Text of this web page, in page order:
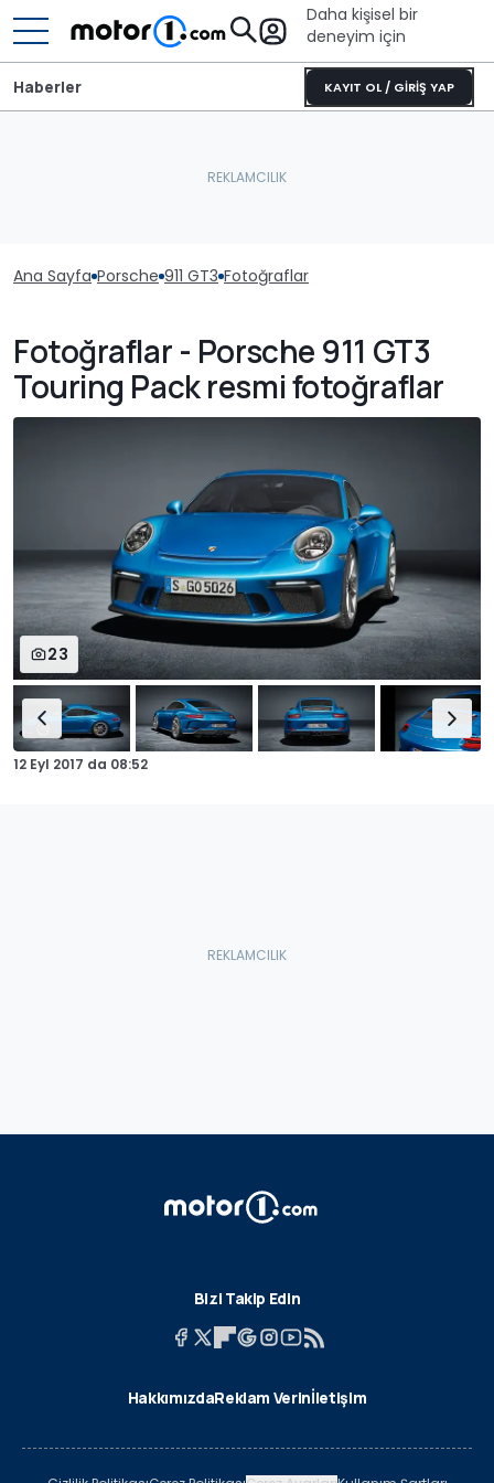
Daha kişisel bir
deneyim için
KAYIT OL / GİRİŞ YAP
Haberler
Ana Sayfa Porsche 911 GT3 Fotoğraflar
Fotoğraflar - Porsche 911 GT3
Touring Pack resmi fotoğraflar
23
12 Eyl 2017 da 08:52
Bizi Takip Edin
HakkımızdaReklam Verinİletişim